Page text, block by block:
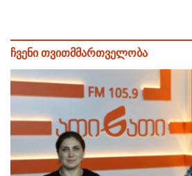
ჩვენი თვითმმართველობა